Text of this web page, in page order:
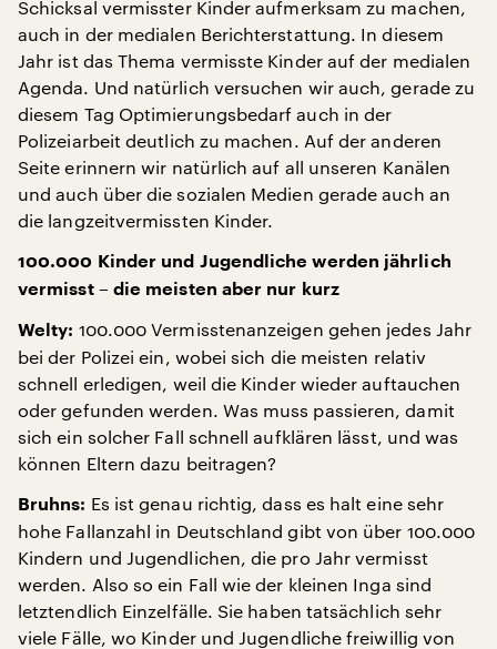
Schicksal vermisster Kinder aufmerksam zu machen,
auch in der medialen Berichterstattung. In diesem
Jahr ist das Thema vermisste Kinder auf der medialen
Agenda. Und natürlich versuchen wir auch, gerade zu
diesem Tag Optimierungsbedarf auch in der
Polizeiarbeit deutlich zu machen. Auf der anderen
Seite erinnern wir natürlich auf all unseren Kanälen
und auch über die sozialen Medien gerade auch an
die langzeitvermissten Kinder.
100.000 Kinder und Jugendliche werden jährlich
vermisst – die meisten aber nur kurz
Welty: 100.000 Vermisstenanzeigen gehen jedes Jahr
bei der Polizei ein, wobei sich die meisten relativ
schnell erledigen, weil die Kinder wieder auftauchen
oder gefunden werden. Was muss passieren, damit
sich ein solcher Fall schnell aufklären lässt, und was
können Eltern dazu beitragen?
Bruhns: Es ist genau richtig, dass es halt eine sehr
hohe Fallanzahl in Deutschland gibt von über 100.000
Kindern und Jugendlichen, die pro Jahr vermisst
werden. Also so ein Fall wie der kleinen Inga sind
letztendlich Einzelfälle. Sie haben tatsächlich sehr
viele Fälle, wo Kinder und Jugendliche freiwillig von